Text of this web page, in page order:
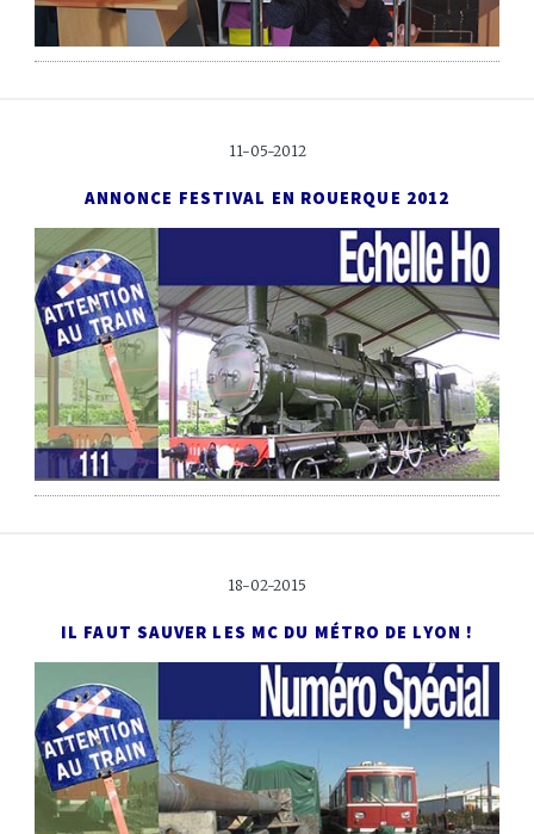
11-05-2012
ANNONCE FESTIVAL EN ROUERQUE 2012
18-02-2015
IL FAUT SAUVER LES MC DU MÉTRO DE LYON !